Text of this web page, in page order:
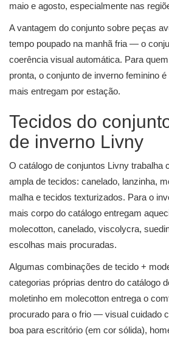
maio e agosto, especialmente nas
A vantagem do conjunto sobre peças
tempo poupado na manhã fria — o
coerência visual automática. Para
pronta, o conjunto de inverno feminino
mais entregam por estação.
Tecidos do
de inverno Livny
O catálogo de conjuntos Livny trabalha
ampla de tecidos: canelado, lanzinha,
malha e tecidos texturizados. Para o
mais corpo do catálogo entregam
molecotton, canelado, viscolycra,
escolhas mais procuradas.
Algumas combinações de tecido +
categorias próprias dentro do catálogo
moletinho em molecotton entrega o
procurado para o frio — visual cuidado
boa para escritório (em cor sólida),